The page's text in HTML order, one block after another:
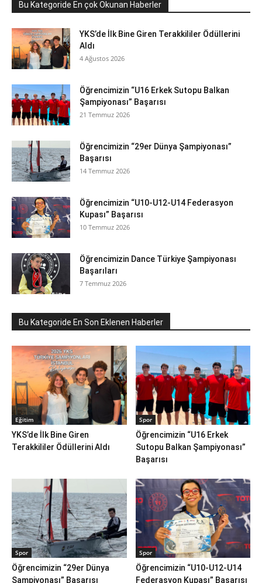
Bu Kategoride En çok Okunan Haberler
YKS’de İlk Bine Giren Terakkililer Ödüllerini
Aldı
4 Ağustos 2026
Öğrencimizin “U16 Erkek Sutopu Balkan
Şampiyonası” Başarısı
21 Temmuz 2026
Öğrencimizin “29er Dünya Şampiyonası”
Başarısı
14 Temmuz 2026
Öğrencimizin “U10-U12-U14 Federasyon
Kupası” Başarısı
10 Temmuz 2026
Öğrencimizin Dance Türkiye Şampiyonası
Başarıları
7 Temmuz 2026
Bu Kategoride En Son Eklenen Haberler
Eğitim
YKS’de İlk Bine Giren
Terakkililer Ödüllerini Aldı
Spor
Öğrencimizin “U16 Erkek
Sutopu Balkan Şampiyonası”
Başarısı
Spor
Öğrencimizin “29er Dünya
Şampiyonası” Başarısı
Spor
Öğrencimizin “U10-U12-U14
Federasyon Kupası” Başarısı